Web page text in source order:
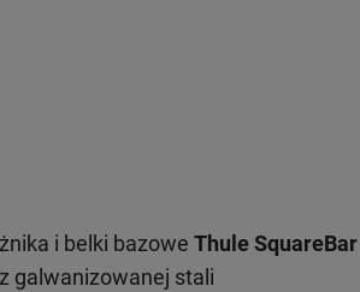
i belki bazowe Thule SquareBar
galwanizowanej stali